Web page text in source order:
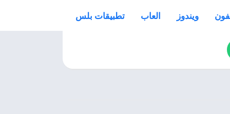
ويندوز العاب تطبيقات بلس